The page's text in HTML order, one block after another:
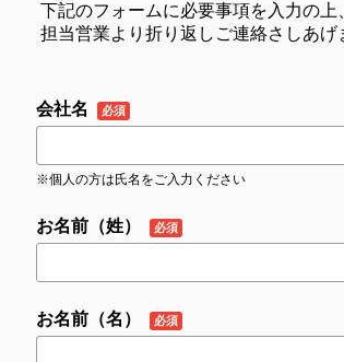
下記のフォームに必要事項を入力の上
担当営業より折り返しご連絡さしあげ
会社名
※個人の方は氏名をご入力ください
お名前（姓）
お名前（名）